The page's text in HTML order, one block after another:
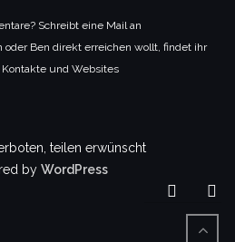
Schreibt eine Mail an
oder Ben direkt erreichen wollt, findet ihr
und Websites
teilen erwünscht
by WordPress